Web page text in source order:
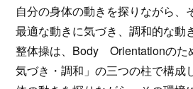
自分の身体の動きを探りながら、
最適な動きに気づき、調和的な動
整体操は、Body Orientationのた
気づき・調和」の三つの柱で構成